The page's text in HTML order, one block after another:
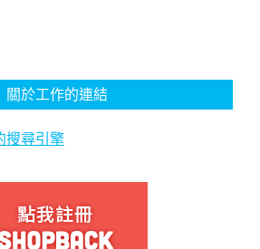
關於工作的連結
搜尋引擎